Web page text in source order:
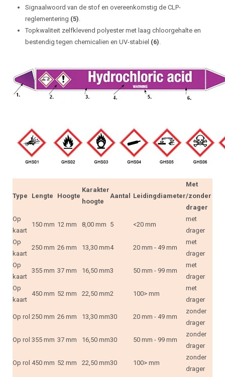
Signaalwoord van de stof en overeenkomstig de CLP-
reglementering (5).
Topkwaliteit zelfklevend polyester met laag chloorgehalte en
bestendig tegen chemicalïen en UV-stabiel (6).
Type Lengte Hoogte
Karakter
hoogte
Aantal Leidingdiameter
Met
/zonder
drager
Op
kaart
150 mm 12 mm 8,00 mm 5 <20 mm
met
drager
Op
kaart
250 mm 26 mm 13,30 mm4 20 mm - 49 mm
met
drager
Op
kaart
355 mm 37 mm 16,50 mm3 50 mm - 99 mm
met
drager
Op
kaart
450 mm 52 mm 22,50 mm2 100> mm
met
drager
Op rol 250 mm 26 mm 13,30 mm30 20 mm - 49 mm
zonder
drager
Op rol 355 mm 37 mm 16,50 mm30 50 mm - 99 mm
zonder
drager
Op rol 450 mm 52 mm 22,50 mm30 100> mm
zonder
drager